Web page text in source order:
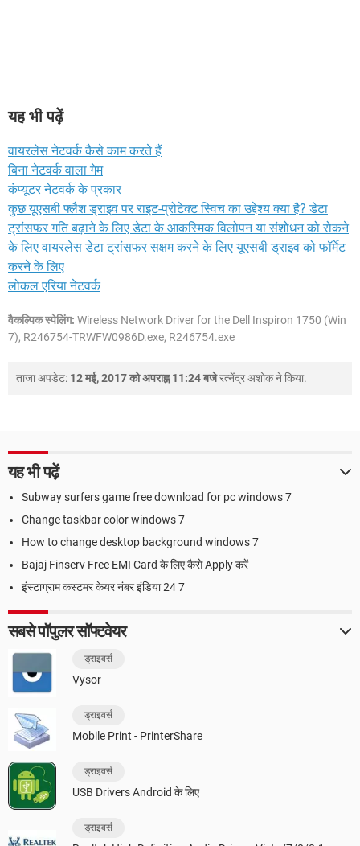
यह भी पढ़ें
वायरलेस नेटवर्क कैसे काम करते हैं
बिना नेटवर्क वाला गेम
कंप्यूटर नेटवर्क के प्रकार
कुछ यूएसबी फ्लैश ड्राइव पर राइट-प्रोटेक्ट स्विच का उद्देश्य क्या है? डेटा
ट्रांसफर गति बढ़ाने के लिए डेटा के आकस्मिक विलोपन या संशोधन को रोकने
के लिए वायरलेस डेटा ट्रांसफर सक्षम करने के लिए यूएसबी ड्राइव को फॉर्मेट
करने के लिए
लोकल एरिया नेटवर्क
वैकल्पिक स्पेलिंग: Wireless Network Driver for the Dell Inspiron 1750 (Win
7), R246754-TRWFW0986D.exe, R246754.exe
ताजा अपडेट: 12 मई, 2017 को अपराह्न 11:24 बजेरत्नेंद्र अशोकने किया.
यह भी पढ़ें
Subway surfers game free download for pc windows 7
Change taskbar color windows 7
How to change desktop background windows 7
Bajaj Finserv Free EMI Card के लिए कैसे Apply करें
इंस्टाग्राम कस्टमर केयर नंबर इंडिया 24 7
सबसे पॉपुलर सॉफ्टवेयर
ड्राइवर्स
Vysor
ड्राइवर्स
Mobile Print - PrinterShare
ड्राइवर्स
USB Drivers Android के लिए
ड्राइवर्स